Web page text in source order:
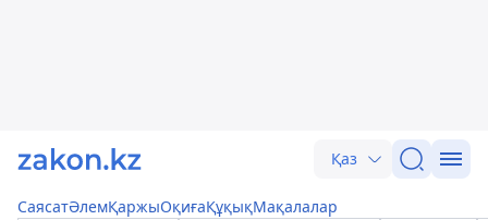
Қаз
СаясатӘлемҚаржыОқиғаҚұқықМақалалар